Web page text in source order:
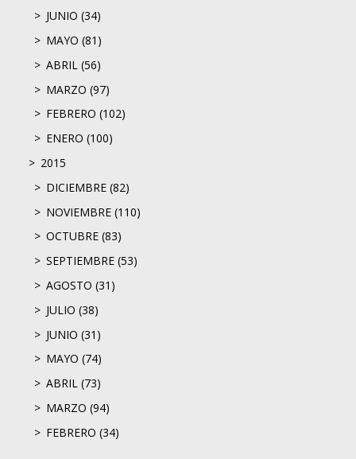
JUNIO (34)
MAYO (81)
ABRIL (56)
MARZO (97)
FEBRERO (102)
ENERO (100)
2015
DICIEMBRE (82)
NOVIEMBRE (110)
OCTUBRE (83)
SEPTIEMBRE (53)
AGOSTO (31)
JULIO (38)
JUNIO (31)
MAYO (74)
ABRIL (73)
MARZO (94)
FEBRERO (34)